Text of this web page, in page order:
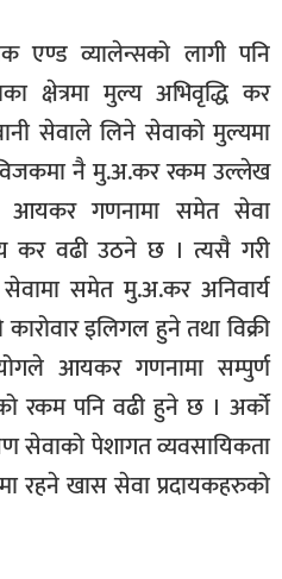
व्यालेन्सको लागी पनि
क्षेत्रमा मुल्य अभिवृद्धि कर
सेवाले लिने सेवाको मुल्यमा
विजकमा नै मु.अ.कर रकम उल्लेख
आयकर गणनामा समेत सेवा
कर वढी उठने छ । त्यसै गरी
समेत मु.अ.कर अनिवार्य
कारोवार इलिगल हुने तथा विक्री
आयकर गणनामा सम्पुर्ण
रकम पनि वढी हुने छ । अर्को
सेवाको पेशागत व्यवसायिकता
रहने खास सेवा प्रदायकहरुको